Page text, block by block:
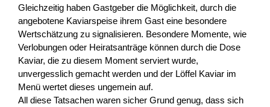
Gleichzeitig haben Gastgeber die Möglichkeit, durch die
angebotene Kaviarspeise ihrem Gast eine besondere
Wertschätzung zu signalisieren. Besondere Momente, wie
Verlobungen oder Heiratsanträge können durch die Dose
Kaviar, die zu diesem Moment serviert wurde,
unvergesslich gemacht werden und der Löffel Kaviar im
Menü wertet dieses ungemein auf.
All diese Tatsachen waren sicher Grund genug, dass sich